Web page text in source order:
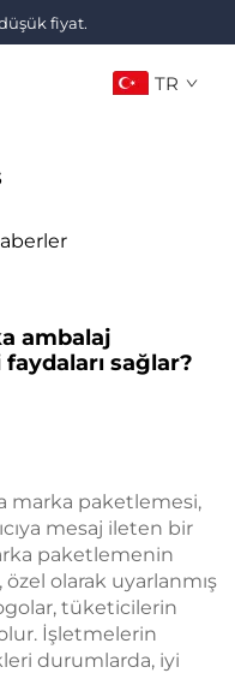
fiyat.
TR
ambalaj
sağlar?
marka paketlemesi,
mesaj ileten bir
paketlemenin
olarak uyarlanmış
tüketicilerin
olur. İşletmelerin
durumlarda, iyi